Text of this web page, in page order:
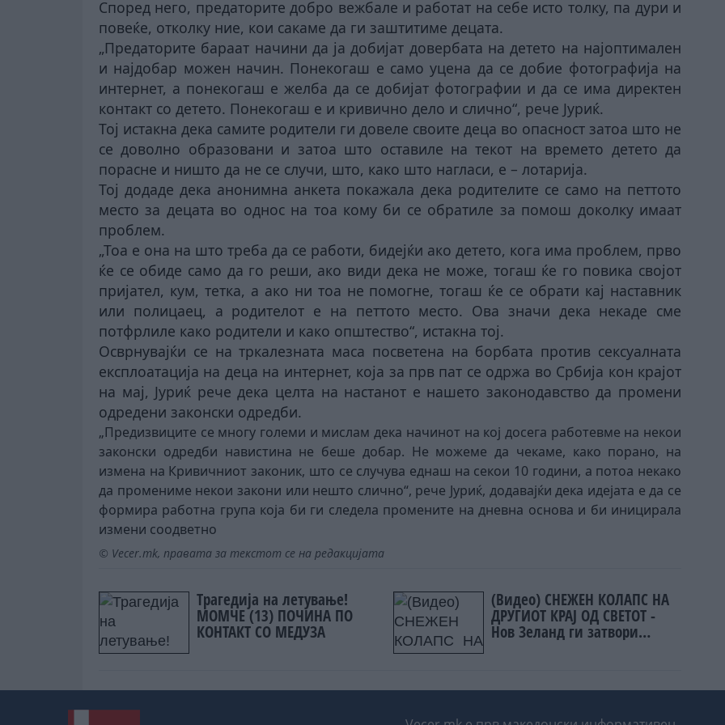
Според него, предаторите добро вежбале и работат на себе исто толку, па дури и
повеќе, отколку ние, кои сакаме да ги заштитиме децата.
„Предаторите бараат начини да ја добијат довербата на детето на најоптимален
и најдобар можен начин. Понекогаш е само уцена да се добие фотографија на
интернет, а понекогаш е желба да се добијат фотографии и да се има директен
контакт со детето. Понекогаш е и кривично дело и слично“, рече Јуриќ.
Тој истакна дека самите родители ги довеле своите деца во опасност затоа што не
се доволно образовани и затоа што оставиле на текот на времето детето да
порасне и ништо да не се случи, што, како што нагласи, е – лотарија.
Тој додаде дека анонимна анкета покажала дека родителите се само на петтото
место за децата во однос на тоа кому би се обратиле за помош доколку имаат
проблем.
„Тоа е она на што треба да се работи, бидејќи ако детето, кога има проблем, прво
ќе се обиде само да го реши, ако види дека не може, тогаш ќе го повика својот
пријател, кум, тетка, а ако ни тоа не помогне, тогаш ќе се обрати кај наставник
или полицаец, а родителот е на петтото место. Ова значи дека некаде сме
потфрлиле како родители и како општество“, истакна тој.
Осврнувајќи се на тркалезната маса посветена на борбата против сексуалната
експлоатација на деца на интернет, која за прв пат се одржа во Србија кон крајот
на мај, Јуриќ рече дека целта на настанот е нашето законодавство да промени
одредени законски одредби.
„Предизвиците се многу големи и мислам дека начинот на кој досега работевме на некои
законски одредби навистина не беше добар. Не можеме да чекаме, како порано, на
измена на Кривичниот законик, што се случува еднаш на секои 10 години, а потоа некако
да промениме некои закони или нешто слично“, рече Јуриќ, додавајќи дека идејата е да се
формира работна група која би ги следела промените на дневна основа и би иницирала
измени соодветно
© Vecer.mk, правата за текстот се на редакцијата
Трагедија на летување!
МОМЧЕ (13) ПОЧИНА ПО
КОНТАКТ СО МЕДУЗА
(Видео) СНЕЖЕН КОЛАПС НА
ДРУГИОТ КРАЈ ОД СВЕТОТ -
Нов Зеланд ги затвори
училиштата